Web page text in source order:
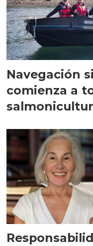
Navegación
comienza a